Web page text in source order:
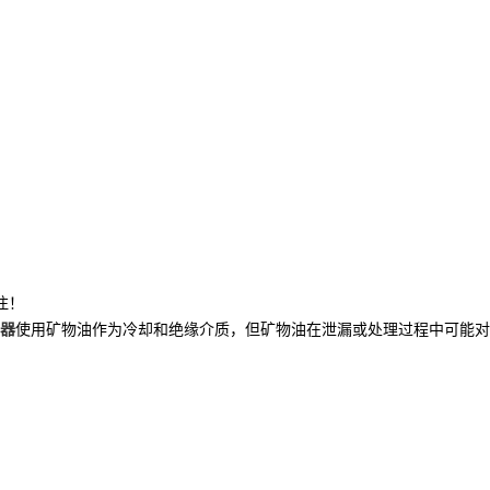
使用矿物油作为冷却和绝缘介质，但矿物油在泄漏或处理过程中可能对